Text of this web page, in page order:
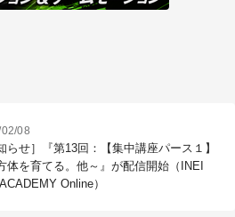
08
らせ］『第13回：【集中講座パース１】
体を育てる。他～』が配信開始（INEI
Online）